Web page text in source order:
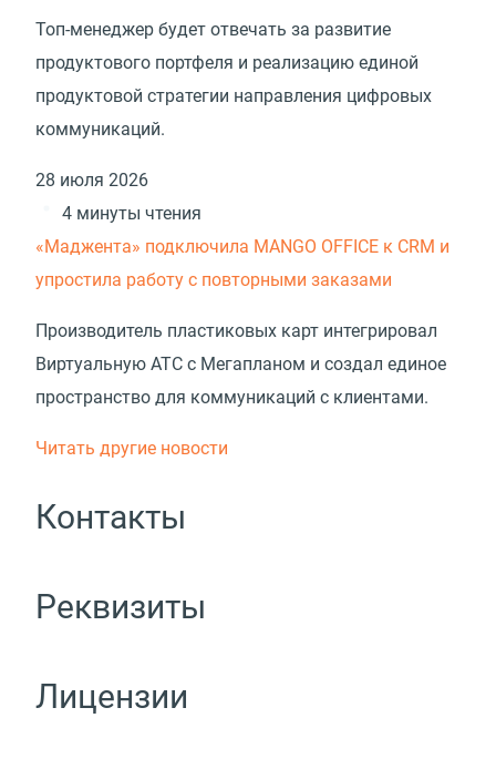
Топ-менеджер будет отвечать за развитие
продуктового портфеля и реализацию единой
продуктовой стратегии направления цифровых
коммуникаций.
28 июля 2026
4 минуты чтения
«Маджента» подключила MANGO OFFICE к CRM и
упростила работу с повторными заказами
Производитель пластиковых карт интегрировал
Виртуальную АТС с Мегапланом и создал единое
пространство для коммуникаций с клиентами.
Читать другие новости
Контакты
Реквизиты
Лицензии